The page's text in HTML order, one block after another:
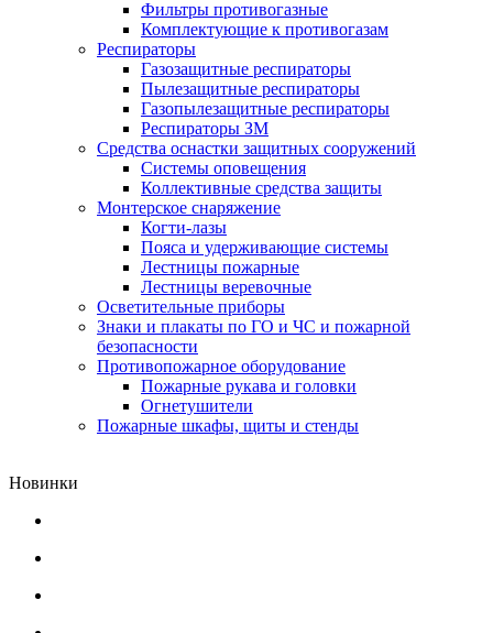
Фильтры противогазные
Комплектующие к противогазам
Респираторы
Газозащитные респираторы
Пылезащитные респираторы
Газопылезащитные респираторы
Респираторы ЗМ
Средства оснастки защитных сооружений
Системы оповещения
Коллективные средства защиты
Монтерское снаряжение
Когти-лазы
Пояса и удерживающие системы
Лестницы пожарные
Лестницы веревочные
Осветительные приборы
Знаки и плакаты по ГО и ЧС и пожарной
безопасности
Противопожарное оборудование
Пожарные рукава и головки
Огнетушители
Пожарные шкафы, щиты и стенды
Новинки